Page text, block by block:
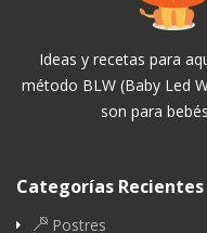
Ideas y recetas para
método BLW (Baby Led
son para
Categorías Recientes
Postres